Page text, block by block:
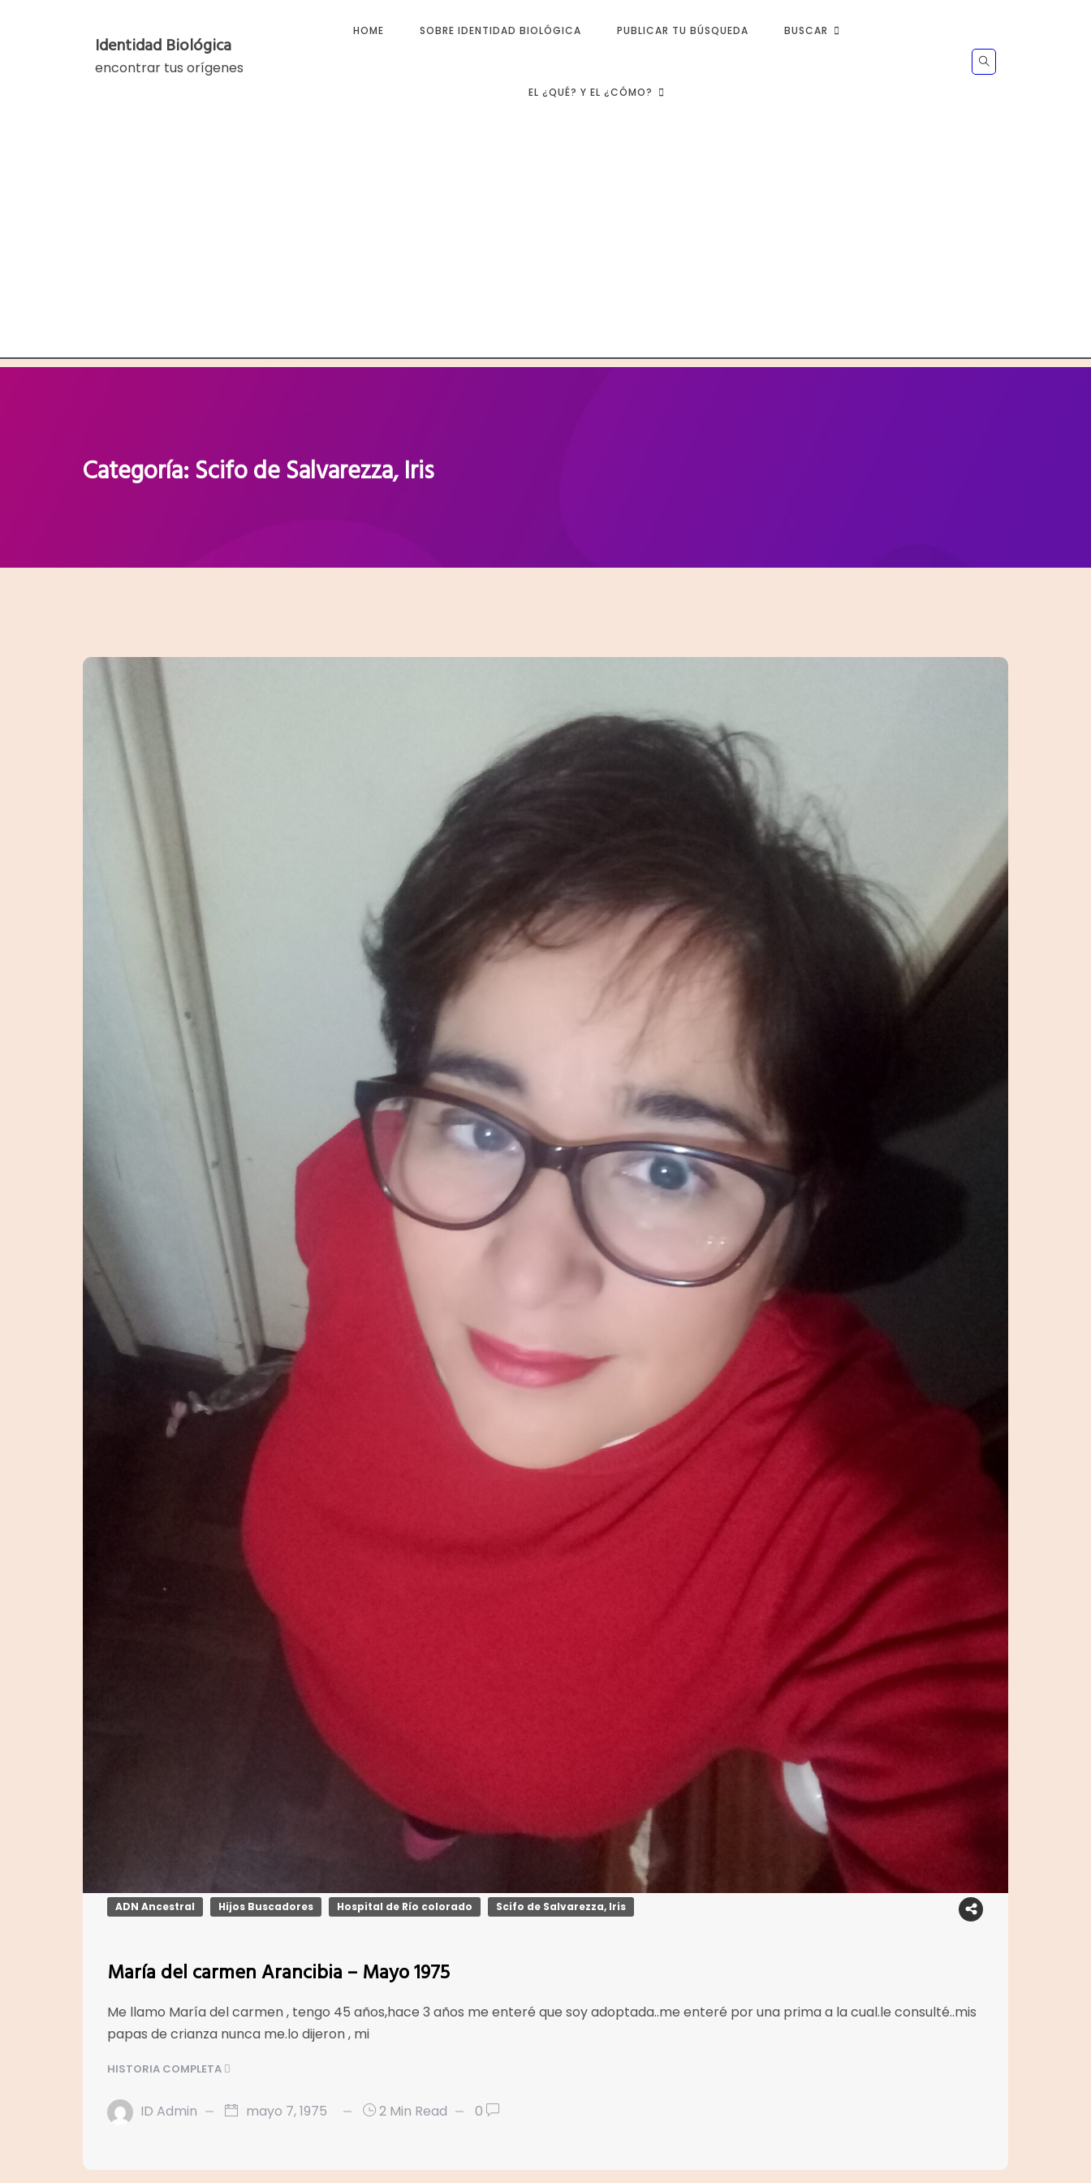
Identidad Biológica
encontrar tus orígenes
HOME SOBRE IDENTIDAD BIOLÓGICA PUBLICAR TU BÚSQUEDA BUSCAR
EL ¿QUÉ? Y EL ¿CÓMO?
Categoría:Scifo de Salvarezza, Iris
ADN Ancestral Hijos Buscadores Hospital de Río colorado Scifo de Salvarezza, Iris
María del carmen Arancibia – Mayo 1975
Me llamo María del carmen , tengo 45 años,hace 3 años me enteré que soy adoptada..me enteré por una prima a la cual.le consulté..mis
papas de crianza nunca me.lo dijeron , mi
HISTORIA COMPLETA
ID Admin mayo 7, 1975 2 Min Read 0